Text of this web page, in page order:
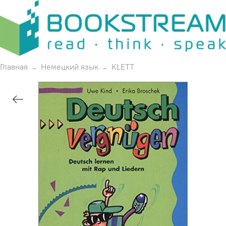
Главная Немецкий язык KLETT